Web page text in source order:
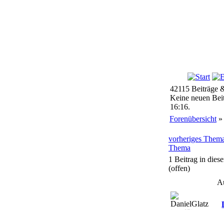
42115 Beiträge
Keine neuen
16:16.
Forenübersicht »
vorheriges
Thema
1 Beitrag in
(offen)